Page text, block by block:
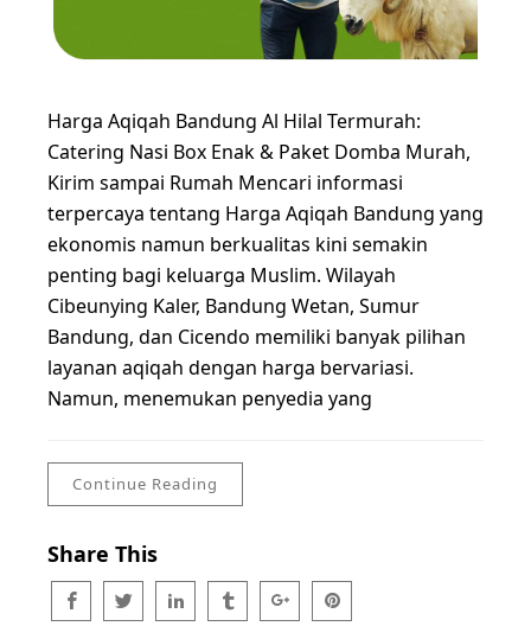
Harga Aqiqah Bandung Al Hilal Termurah:
Catering Nasi Box Enak & Paket Domba Murah,
Kirim sampai Rumah Mencari informasi
terpercaya tentang Harga Aqiqah Bandung yang
ekonomis namun berkualitas kini semakin
penting bagi keluarga Muslim. Wilayah
Cibeunying Kaler, Bandung Wetan, Sumur
Bandung, dan Cicendo memiliki banyak pilihan
layanan aqiqah dengan harga bervariasi.
Namun, menemukan penyedia yang
Continue Reading
Share This